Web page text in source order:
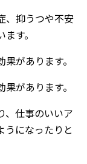
、抑うつや不安
す。
があります。
があります。
、仕事のいいア
うになったりと